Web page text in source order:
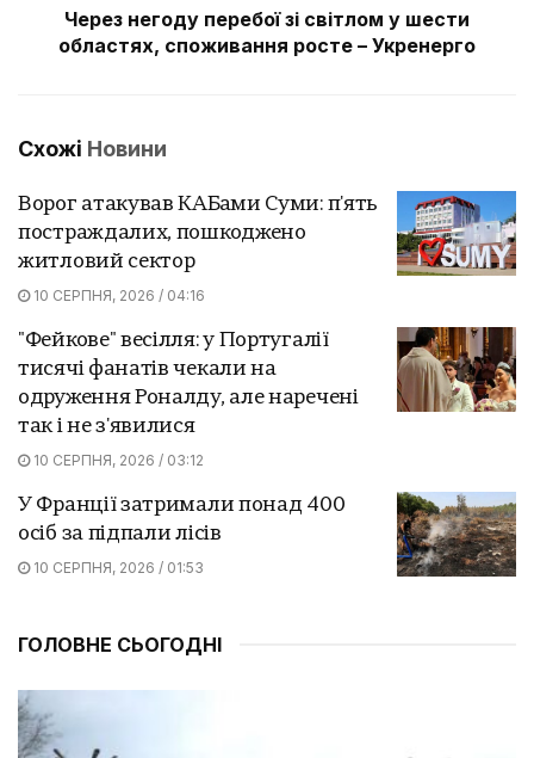
Через негоду перебої зі світлом у шести
областях, споживання росте – Укренерго
Схожі Новини
Ворог атакував КАБами Суми: п'ять
постраждалих, пошкоджено
житловий сектор
10 СЕРПНЯ, 2026 / 04:16
"Фейкове" весілля: у Португалії
тисячі фанатів чекали на
одруження Роналду, але наречені
так і не з'явилися
10 СЕРПНЯ, 2026 / 03:12
У Франції затримали понад 400
осіб за підпали лісів
10 СЕРПНЯ, 2026 / 01:53
ГОЛОВНЕ СЬОГОДНІ